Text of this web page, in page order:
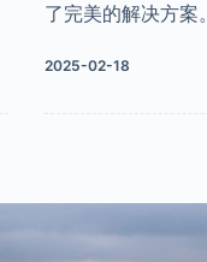
了完美的解决方案。
2025-02-18